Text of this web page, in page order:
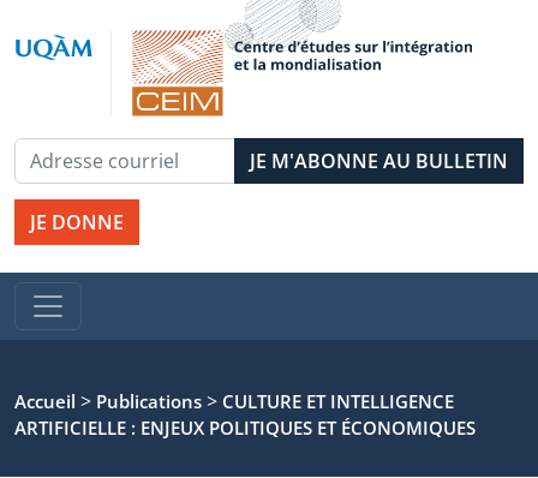
JE DONNE
Accueil > Publications > CULTURE ET INTELLIGENCE
ARTIFICIELLE : ENJEUX POLITIQUES ET ÉCONOMIQUES